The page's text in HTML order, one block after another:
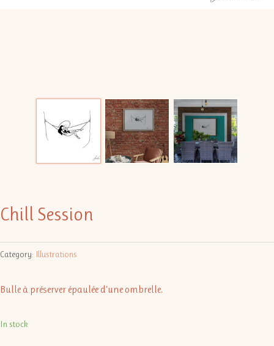
Chill Session
Category: Illustrations
Bulle à préserver épaulée d’une ombrelle.
In stock